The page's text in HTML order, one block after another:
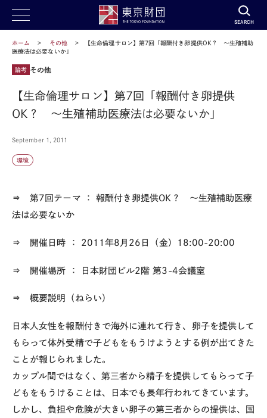
SEARCH
ホーム その他
【生命倫理サロン】第7回「報酬付き卵提供OK？ ～生殖補助
医療法は必要ないか」
論考 その他
【生命倫理サロン】第7回「報酬付き卵提供
OK？ ～生殖補助医療法は必要ないか」
September 1, 2011
環境
⇒ 第7回テーマ
： 報酬付き卵提供OK？ ～生殖補助医療
法は必要ないか
⇒ 開催日時 ： 2011年8月26日（金）18:00-20:00
⇒ 開催場所 ： 日本財団ビル2階 第3-4会議室
⇒ 概要説明（ねらい）
日本人女性を報酬付きで海外に連れて行き、卵子を提供して
もらって体外受精で子どもをもうけようとする例が出てきた
ことが報じられました。
カップル間ではなく、第三者から精子を提供してもらって子
どもをもうけることは、日本でも長年行われてきています。
しかし、負担や危険が大きい卵子の第三者からの提供は、国